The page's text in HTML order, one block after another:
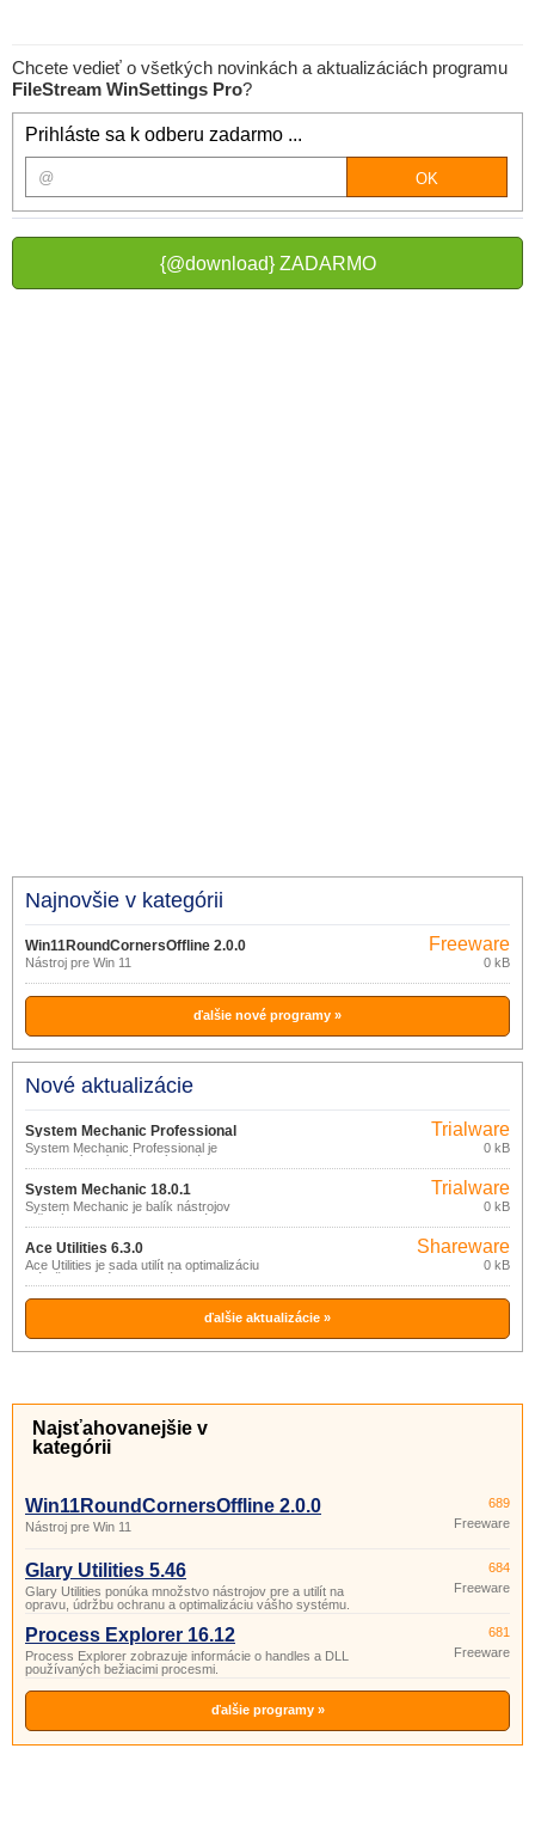
Chcete vedieť o všetkých novinkách a aktualizáciách programu
FileStream WinSettings Pro?
Prihláste sa k odberu zadarmo ...
{@download} ZADARMO
Najnovšie v kategórii
Win11RoundCornersOffline 2.0.0
Nástroj pre Win 11
Freeware
0 kB
ďalšie nové programy »
Nové aktualizácie
System Mechanic Professional
18.0.1
System Mechanic Professional je
kompletný balík výkonných nástrojov na
zaistenie optimálneho výkonu a
bezpečnosti PC.
Trialware
0 kB
System Mechanic 18.0.1
System Mechanic je balík nástrojov
určených na vyhľadanie, odstránenie a
prevenciu problémov s PC.
Trialware
0 kB
Ace Utilities 6.3.0
Ace Utilities je sada utilít na optimalizáciu
a údržbu systému: odstránenie
nepotrebných a duplicitných súborov,
vyčistenie registra, správa aplikácií
spúšťaných pri štarte, správca cookies,
Shareware
0 kB
ďalšie aktualizácie »
Najsťahovanejšie v
kategórii
Win11RoundCornersOffline 2.0.0
Nástroj pre Win 11
689
Freeware
Glary Utilities 5.46
Glary Utilities ponúka množstvo nástrojov pre a utilít na
opravu, údržbu ochranu a optimalizáciu vášho systému.
684
Freeware
Process Explorer 16.12
Process Explorer zobrazuje informácie o handles a DLL
používaných bežiacimi procesmi.
681
Freeware
ďalšie programy »